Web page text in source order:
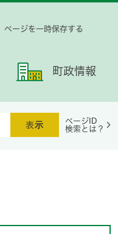
ページを一時保存する
町政情報
ページID
検索とは？